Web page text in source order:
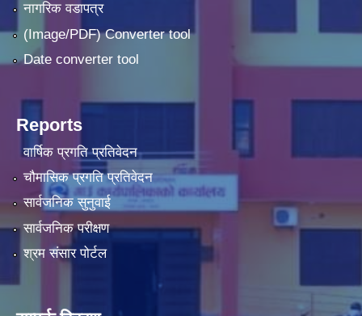
नागरिक वडापत्र
(Image/PDF) Converter tool
Date converter tool
Reports
वार्षिक प्रगति प्रतिवेदन
चौमासिक प्रगति प्रतिवेदन
सार्वजनिक सुनुवाई
सार्वजनिक परीक्षण
श्रम संसार पोर्टल